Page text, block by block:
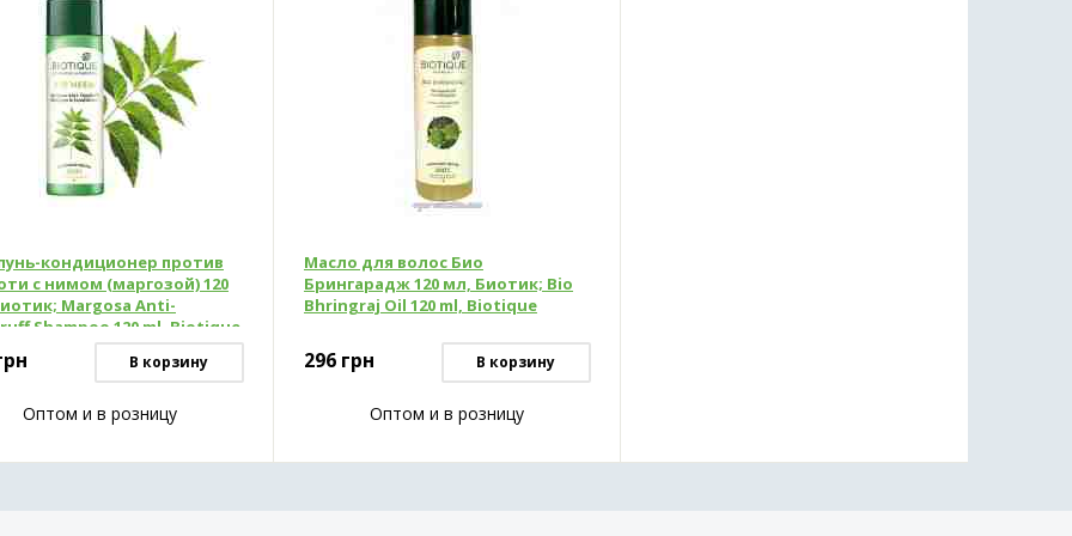
кондиционер против
с нимом (маргозой) 120
Margosa Anti-
Shampoо 120 ml, Biotique
В корзину
Оптом и в розницу
Масло для волос Био
Брингарадж 120 мл, Биотик; Bio
Bhringraj Oil 120 ml, Biotique
296 грн В корзину
Оптом и в розницу